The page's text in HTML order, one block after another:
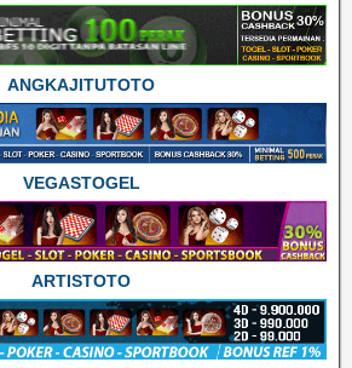
ANGKAJITUTOTO
VEGASTOGEL
ARTISTOTO